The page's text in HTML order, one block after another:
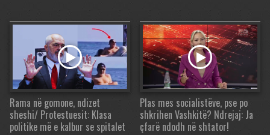
Rama në gomone, ndizet
sheshi/ Protestuesit: Klasa
politike më e kalbur se spitalet
Plas mes socialistëve, pse po
shkrihen Vashkitë? Ndrejaj: Ja
çfarë ndodh në shtator!